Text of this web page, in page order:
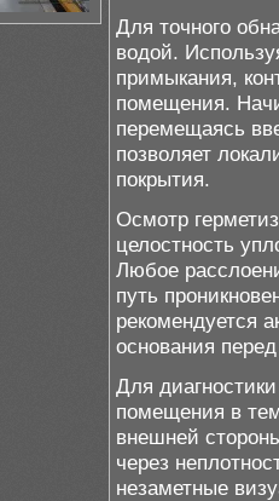
Для точного
водой.
примыкания,
помещения.
перемещаясь
позволяет
покрытия.
Осмотр
целостность
Любое
путь
рекомендуется
основания
Для
помещения в
внешней
через
незаметные